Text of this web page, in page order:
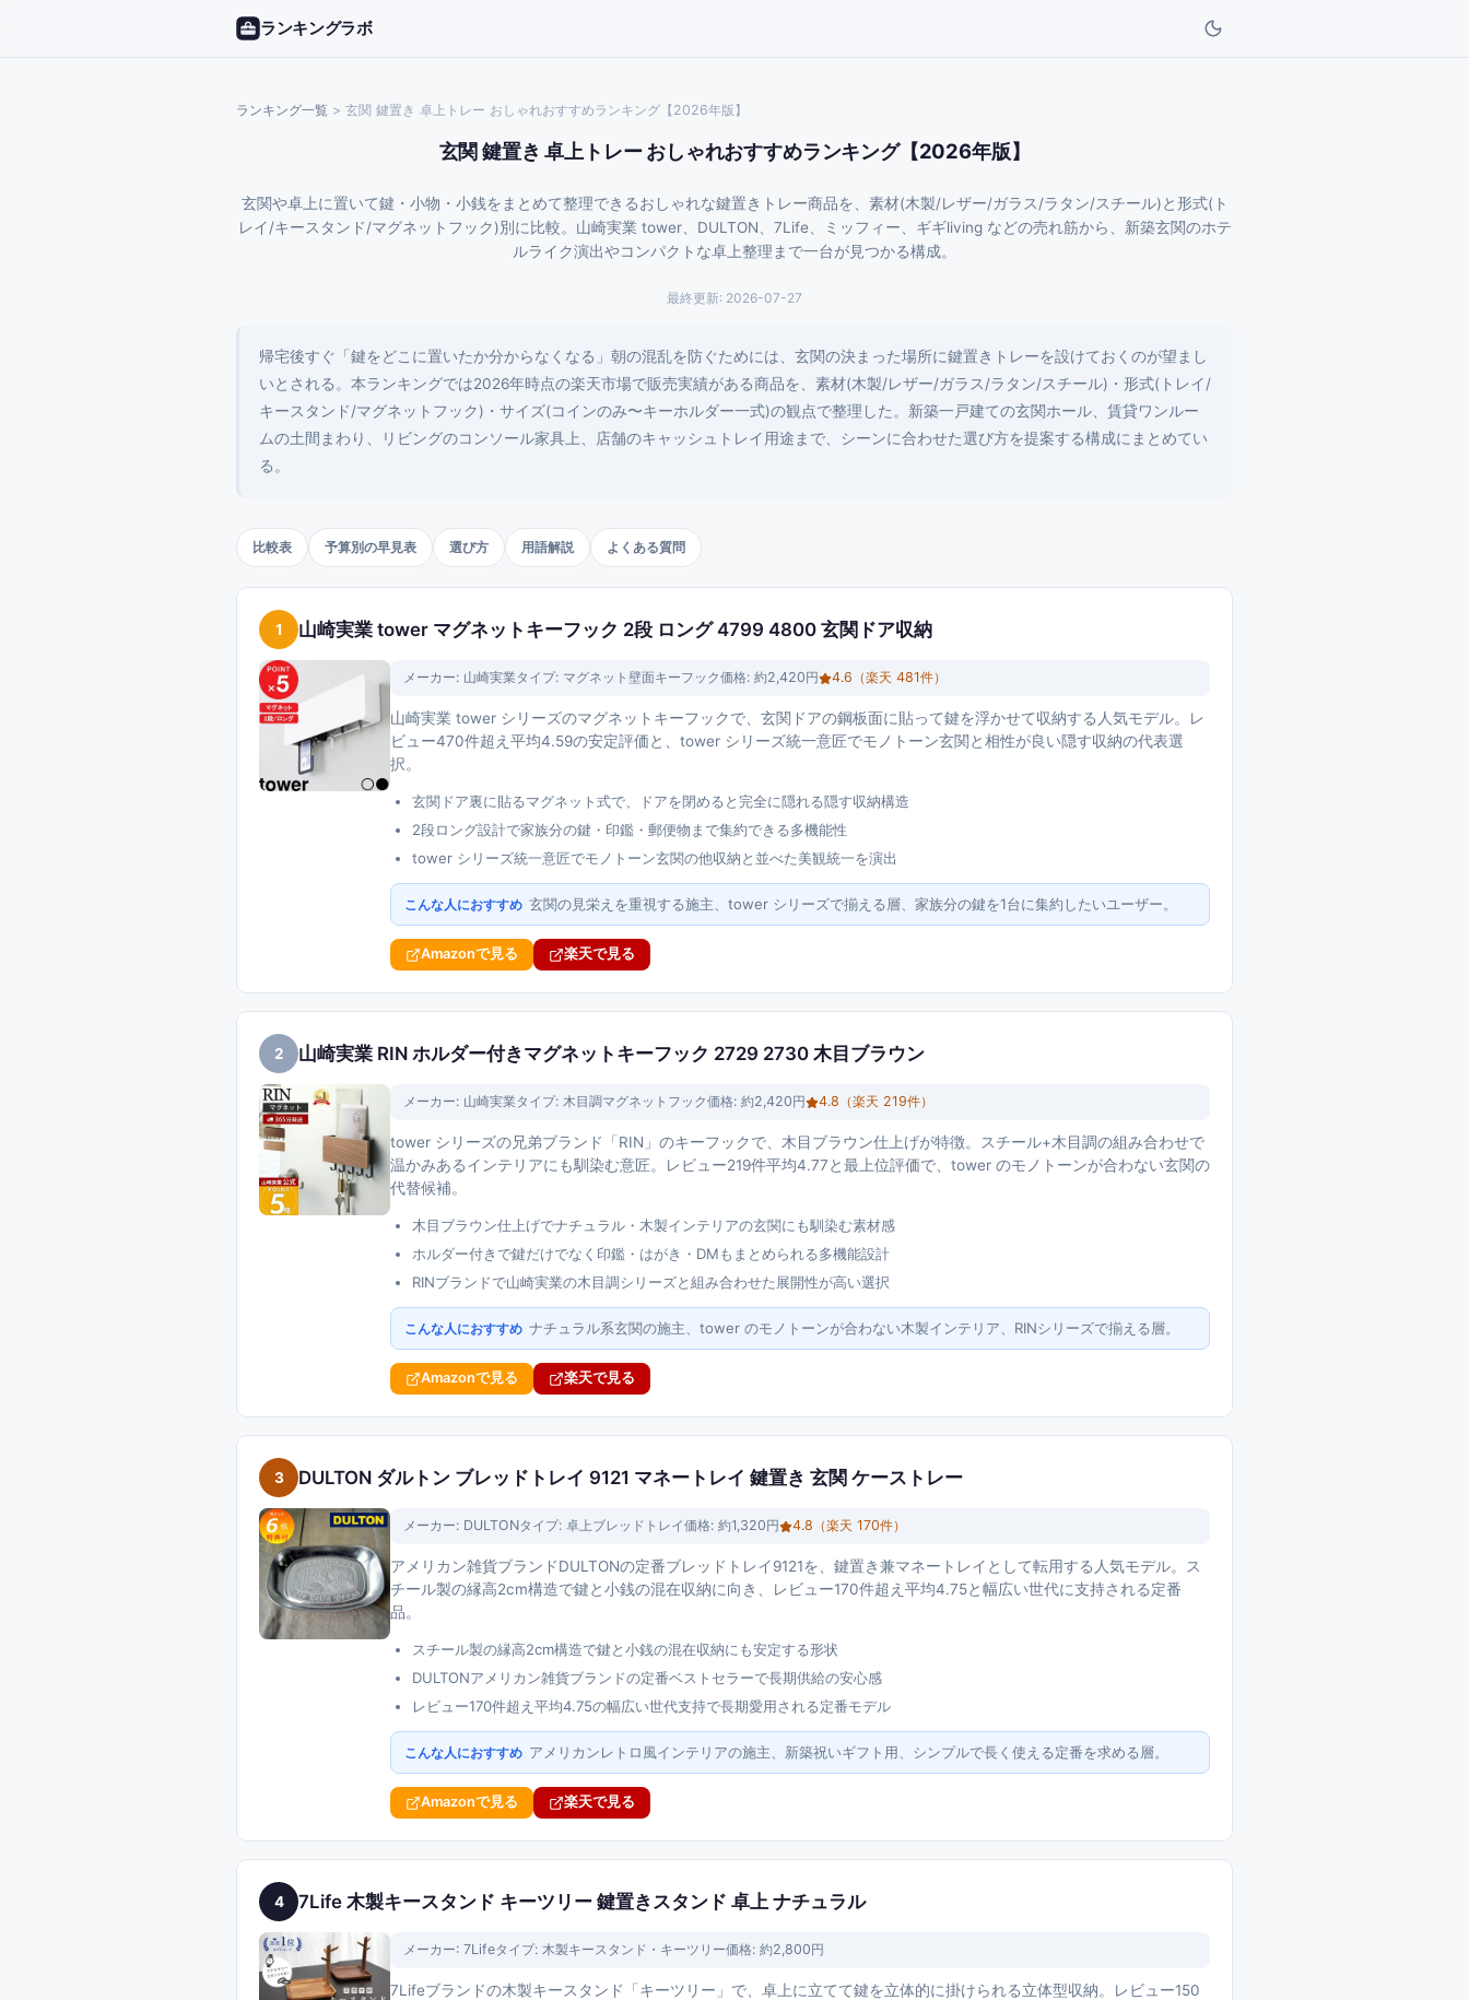
ランキングラボ
ランキング一覧 > 玄関 鍵置き 卓上トレー おしゃれおすすめランキング【2026年版】
玄関 鍵置き 卓上トレー おしゃれおすすめランキング【2026年版】
玄関や卓上に置いて鍵・小物・小銭をまとめて整理できるおしゃれな鍵置きトレー商品を、素材(木製/レザー/ガラス/ラタン/スチール)と形式(ト
レイ/キースタンド/マグネットフック)別に比較。山崎実業 tower、DULTON、7Life、ミッフィー、ギギliving などの売れ筋から、新築玄関のホテ
ルライク演出やコンパクトな卓上整理まで一台が見つかる構成。
最終更新: 2026-07-27
帰宅後すぐ「鍵をどこに置いたか分からなくなる」朝の混乱を防ぐためには、玄関の決まった場所に鍵置きトレーを設けておくのが望まし
いとされる。本ランキングでは2026年時点の楽天市場で販売実績がある商品を、素材(木製/レザー/ガラス/ラタン/スチール)・形式(トレイ/
キースタンド/マグネットフック)・サイズ(コインのみ〜キーホルダー一式)の観点で整理した。新築一戸建ての玄関ホール、賃貸ワンルー
ムの土間まわり、リビングのコンソール家具上、店舗のキャッシュトレイ用途まで、シーンに合わせた選び方を提案する構成にまとめてい
る。
比較表 予算別の早見表 選び方 用語解説 よくある質問
1 山崎実業 tower マグネットキーフック 2段 ロング 4799 4800 玄関ドア収納
メーカー: 山崎実業タイプ: マグネット壁面キーフック価格: 約2,420円 4.6 （楽天 481件）
山崎実業 tower シリーズのマグネットキーフックで、玄関ドアの鋼板面に貼って鍵を浮かせて収納する人気モデル。レ
ビュー470件超え平均4.59の安定評価と、tower シリーズ統一意匠でモノトーン玄関と相性が良い隠す収納の代表選
択。
玄関ドア裏に貼るマグネット式で、ドアを閉めると完全に隠れる隠す収納構造
2段ロング設計で家族分の鍵・印鑑・郵便物まで集約できる多機能性
tower シリーズ統一意匠でモノトーン玄関の他収納と並べた美観統一を演出
こんな人におすすめ 玄関の見栄えを重視する施主、tower シリーズで揃える層、家族分の鍵を1台に集約したいユーザー。
Amazonで見る 楽天で見る
2 山崎実業 RIN ホルダー付きマグネットキーフック 2729 2730 木目ブラウン
メーカー: 山崎実業タイプ: 木目調マグネットフック価格: 約2,420円 4.8 （楽天 219件）
tower シリーズの兄弟ブランド「RIN」のキーフックで、木目ブラウン仕上げが特徴。スチール+木目調の組み合わせで
温かみあるインテリアにも馴染む意匠。レビュー219件平均4.77と最上位評価で、tower のモノトーンが合わない玄関の
代替候補。
木目ブラウン仕上げでナチュラル・木製インテリアの玄関にも馴染む素材感
ホルダー付きで鍵だけでなく印鑑・はがき・DMもまとめられる多機能設計
RINブランドで山崎実業の木目調シリーズと組み合わせた展開性が高い選択
こんな人におすすめ ナチュラル系玄関の施主、tower のモノトーンが合わない木製インテリア、RINシリーズで揃える層。
Amazonで見る 楽天で見る
3 DULTON ダルトン ブレッドトレイ 9121 マネートレイ 鍵置き 玄関 ケーストレー
メーカー: DULTONタイプ: 卓上ブレッドトレイ価格: 約1,320円 4.8 （楽天 170件）
アメリカン雑貨ブランドDULTONの定番ブレッドトレイ9121を、鍵置き兼マネートレイとして転用する人気モデル。ス
チール製の縁高2cm構造で鍵と小銭の混在収納に向き、レビュー170件超え平均4.75と幅広い世代に支持される定番
品。
スチール製の縁高2cm構造で鍵と小銭の混在収納にも安定する形状
DULTONアメリカン雑貨ブランドの定番ベストセラーで長期供給の安心感
レビュー170件超え平均4.75の幅広い世代支持で長期愛用される定番モデル
こんな人におすすめ アメリカンレトロ風インテリアの施主、新築祝いギフト用、シンプルで長く使える定番を求める層。
Amazonで見る 楽天で見る
4 7Life 木製キースタンド キーツリー 鍵置きスタンド 卓上 ナチュラル
メーカー: 7Lifeタイプ: 木製キースタンド・キーツリー価格: 約2,800円
7Lifeブランドの木製キースタンド「キーツリー」で、卓上に立てて鍵を立体的に掛けられる立体型収納。レビュー150